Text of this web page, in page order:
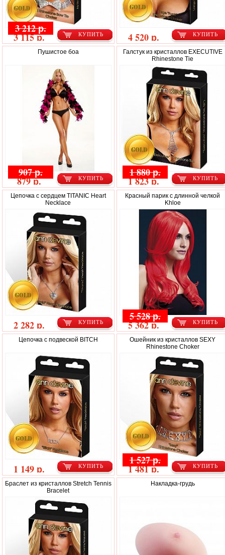
КУПИТЬ
3 212 р.
3 115 р. КУПИТЬ
4 520 р.
Пушистое боа
КУПИТЬ
907 р.
879 р.
Галстук из кристаллов EXECUTIVE
Rhinestone Tie
КУПИТЬ
1 880 р.
1 823 р.
Цепочка с сердцем TITANIC Heart
Necklace
КУПИТЬ
2 282 р.
Красный парик с длинной челкой
Khloe
КУПИТЬ
5 528 р.
5 362 р.
Цепочка с подвеской BITCH
КУПИТЬ
1 149 р.
Ошейник из кристаллов SEXY
Rhinestone Choker
КУПИТЬ
1 527 р.
1 481 р.
Браслет из кристаллов Stretch Tennis
Bracelet
Накладка-грудь